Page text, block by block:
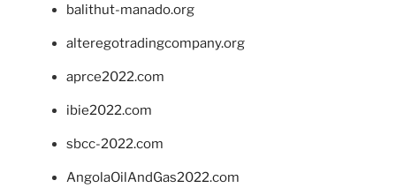
balithut-manado.org
alteregotradingcompany.org
aprce2022.com
ibie2022.com
sbcc-2022.com
AngolaOilAndGas2022.com